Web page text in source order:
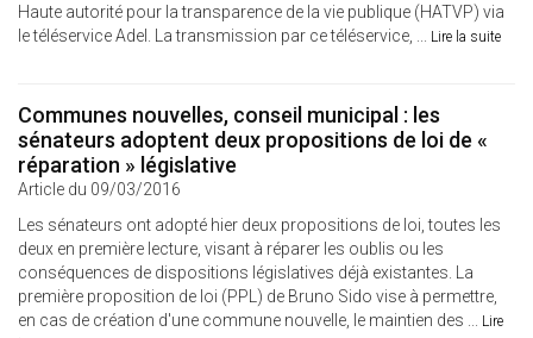
Haute autorité pour la transparence de la vie publique (HATVP) via
le téléservice Adel. La transmission par ce téléservice, ... Lire la suite
Communes nouvelles, conseil municipal : les
sénateurs adoptent deux propositions de loi de «
réparation » législative
Article du 09/03/2016
Les sénateurs ont adopté hier deux propositions de loi, toutes les
deux en première lecture, visant à réparer les oublis ou les
conséquences de dispositions législatives déjà existantes. La
première proposition de loi (PPL) de Bruno Sido vise à permettre,
en cas de création d'une commune nouvelle, le maintien des ... Lire